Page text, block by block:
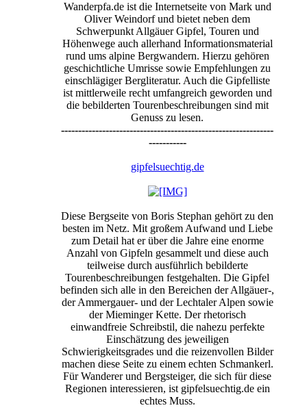
Wanderpfa.de ist die Internetseite von Mark und
Oliver Weindorf und bietet neben dem
Schwerpunkt Allgäuer Gipfel, Touren und
Höhenwege auch allerhand Informationsmaterial
rund ums alpine Bergwandern. Hierzu gehören
geschichtliche Umrisse sowie Empfehlungen zu
einschlägiger Bergliteratur. Auch die Gipfelliste
ist mittlerweile recht umfangreich geworden und
die bebilderten Tourenbeschreibungen sind mit
Genuss zu lesen.
--------------------------------------------------------------
-----------
gipfelsuechtig.de
Diese Bergseite von Boris Stephan gehört zu den
besten im Netz. Mit großem Aufwand und Liebe
zum Detail hat er über die Jahre eine enorme
Anzahl von Gipfeln gesammelt und diese auch
teilweise durch ausführlich bebilderte
Tourenbeschreibungen festgehalten. Die Gipfel
befinden sich alle in den Bereichen der Allgäuer-,
der Ammergauer- und der Lechtaler Alpen sowie
der Mieminger Kette. Der rhetorisch
einwandfreie Schreibstil, die nahezu perfekte
Einschätzung des jeweiligen
Schwierigkeitsgrades und die reizenvollen Bilder
machen diese Seite zu einem echten Schmankerl.
Für Wanderer und Bergsteiger, die sich für diese
Regionen interessieren, ist gipfelsuechtig.de ein
echtes Muss.